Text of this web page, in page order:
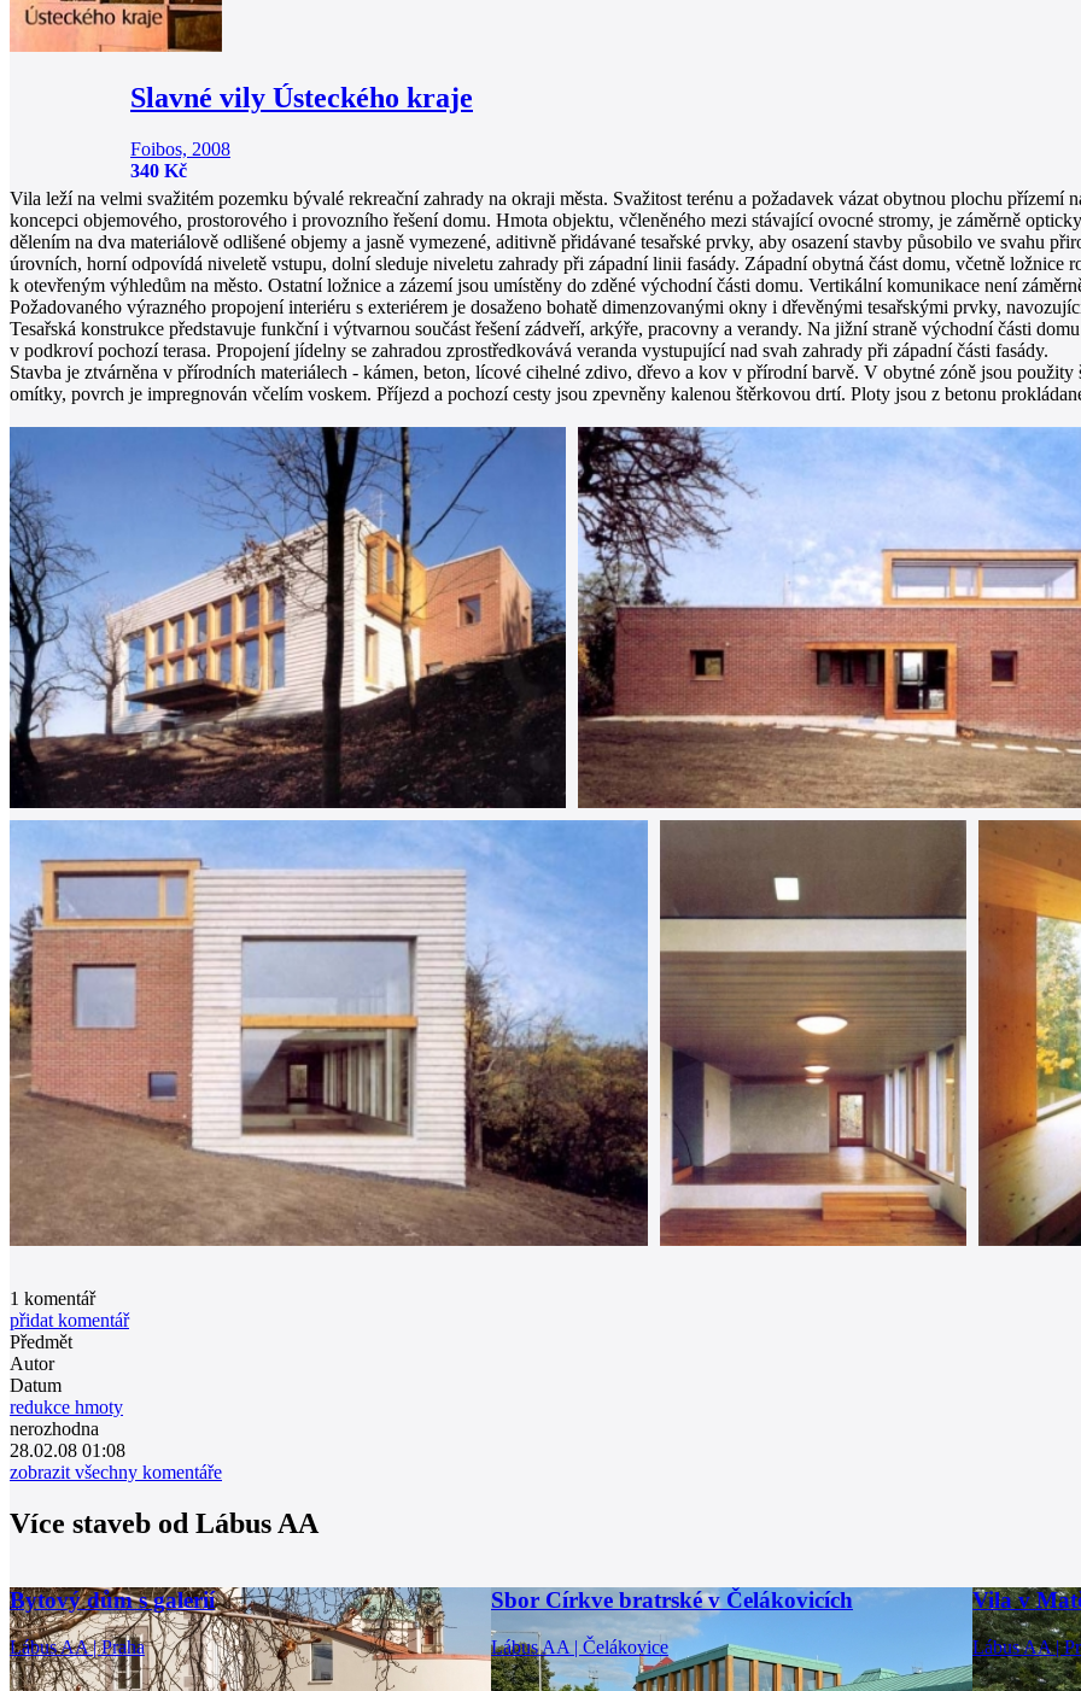
Slavné vily Ústeckého kraje
Foibos, 2008
340 Kč
Vila leží na velmi svažitém pozemku bývalé rekreační zahrady na okraji města. Svažitost terénu a požadavek vázat obytnou plochu přízemí
koncepci objemového, prostorového i provozního řešení domu. Hmota objektu, včleněného mezi stávající ovocné stromy, je záměrně
dělením na dva materiálově odlišené objemy a jasně vymezené, aditivně přidávané tesařské prvky, aby osazení stavby působilo ve svahu
úrovních, horní odpovídá niveletě vstupu, dolní sleduje niveletu zahrady při západní linii fasády. Západní obytná část domu, včetně ložnice
k otevřeným výhledům na město. Ostatní ložnice a zázemí jsou umístěny do zděné východní části domu. Vertikální komunikace není
Požadovaného výrazného propojení interiéru s exteriérem je dosaženo bohatě dimenzovanými okny i dřevěnými tesařskými prvky,
Tesařská konstrukce představuje funkční i výtvarnou součást řešení zádveří, arkýře, pracovny a verandy. Na jižní straně východní části
v podkroví pochozí terasa. Propojení jídelny se zahradou zprostředkovává veranda vystupující nad svah zahrady při západní části fasády.
Stavba je ztvárněna v přírodních materiálech - kámen, beton, lícové cihelné zdivo, dřevo a kov v přírodní barvě. V obytné zóně jsou použity
omítky, povrch je impregnován včelím voskem. Příjezd a pochozí cesty jsou zpevněny kalenou štěrkovou drtí. Ploty jsou z betonu
1 komentář
přidat komentář
Předmět
Autor
Datum
redukce hmoty
nerozhodna
28.02.08 01:08
zobrazit všechny komentáře
Více staveb od Lábus AA
Bytový dům s galerií
Lábus AA | Praha
Sbor Církve bratrské v Čelákovicích
Lábus AA | Čelákovice
Vila v
Lábus AA |